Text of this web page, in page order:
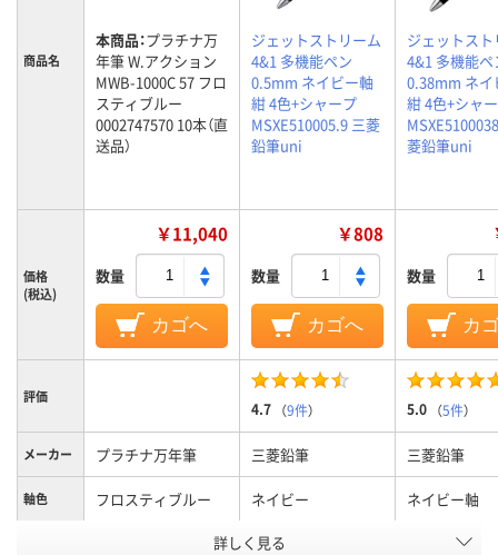
商品名
本商品：プラチナ万
年筆 W.アクション
MWB-1000C 57 フロ
スティブルー
0002747570 10本（直
送品）
ジェットストリーム
4&1 多機能ペン
0.5mm ネイビー軸
紺 4色+シャープ
MSXE510005.9 三菱
鉛筆uni
ジェットス
4&1 多機能ペ
0.38mm ネイ
紺 4色+シャ
菱鉛筆uni
価格
(税込)
￥11,040
数量
カゴへ
￥808
数量
カゴへ
数量
カ
評価
4.7 （9件） 5.0 （5件）
メーカー プラチナ万年筆 三菱鉛筆 三菱鉛筆
軸色 フロスティブルー ネイビー ネイビー軸
0.5mm 0.38mm
詳しく見る